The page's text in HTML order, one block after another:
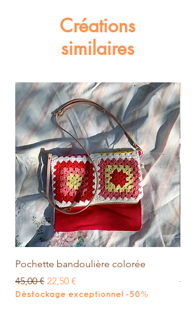
Créations
similaires
Pochette bandoulière colorée
Prix original
45,00 € Prix promotionnel
22,50 €
Déstockage exceptionnel -50%